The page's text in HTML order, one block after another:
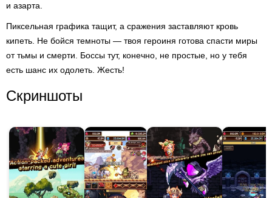
и азарта.
Пиксельная графика тащит, а сражения заставляют кровь
кипеть. Не бойся темноты — твоя героиня готова спасти миры
от тьмы и смерти. Боссы тут, конечно, не простые, но у тебя
есть шанс их одолеть. Жесть!
Скриншоты